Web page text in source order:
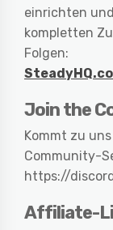
einrichten
kompletten
Folgen:
Join the
Kommt zu
Community-
https://
Affiliate-